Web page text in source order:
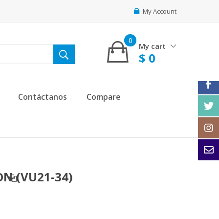
My Account
My cart
0
$ 0
Contáctanos Compare
(VU21-34)